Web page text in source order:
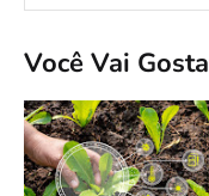
Você Vai